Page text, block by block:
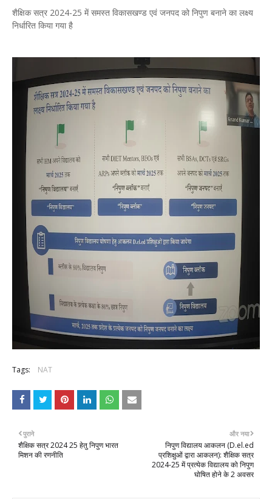
शैक्षिक सत्र 2024-25 में समस्त विकासखण्ड एवं जनपद को निपुण बनाने का लक्ष्य
निर्धारित किया गया है
Tags: NAT
और नया
निपुण विद्यालय आकलन (D.el.ed
प्रशिक्षुओं द्वारा आकलन): शैक्षिक सत्र
2024-25 में प्रत्येक विद्यालय को निपुण
घोषित होने के 2 अवसर
पुराने
शैक्षिक सत्र 2024 25 हेतु निपुण भारत
मिशन की रणनीति